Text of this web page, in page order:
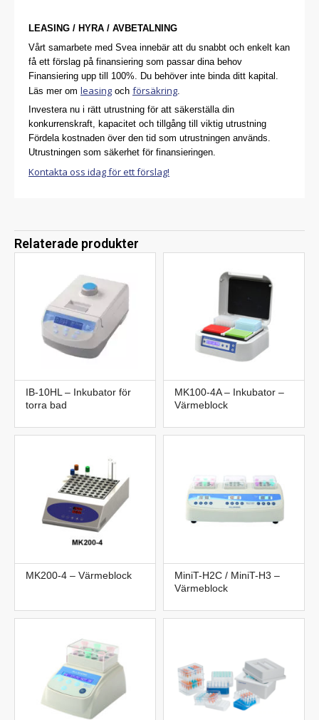
LEASING / HYRA / AVBETALNING
Vårt samarbete med Svea innebär att du snabbt och enkelt kan
få ett förslag på finansiering som passar dina behov
Finansiering upp till 100%. Du behöver inte binda ditt kapital.
Läs mer om leasing och försäkring
Investera nu i rätt utrustning för att säkerställa din
konkurrenskraft, kapacitet och tillgång till viktig utrustning
Fördela kostnaden över den tid som utrustningen används.
Utrustningen som säkerhet för finansieringen.
Kontakta oss idag för ett förslag!
Relaterade produkter
IB-10HL – Inkubator för
torra bad
MK100-4A – Inkubator –
Värmeblock
MK200-4 – Värmeblock
MiniT-H2C / MiniT-H3 –
Värmeblock